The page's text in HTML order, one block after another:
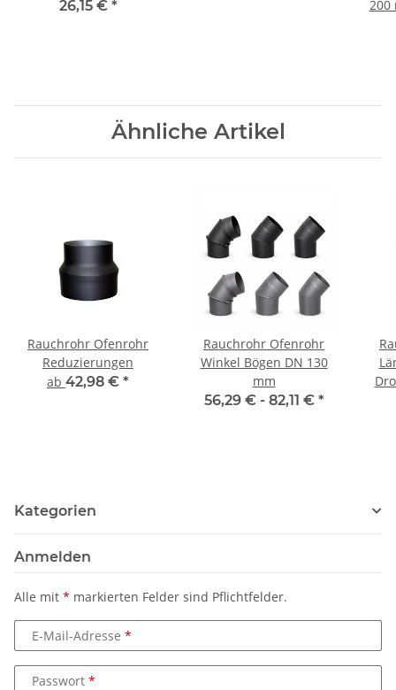
26,15 € * 200
Ähnliche Artikel
Rauchrohr Ofenrohr
Reduzierungen
ab 42,98 € *
Rauchrohr Ofenrohr
Winkel Bögen DN 130
mm
56,29 € - 82,11 € *
Kategorien
Anmelden
Alle mit * markierten Felder sind Pflichtfelder.
E-Mail-Adresse
Passwort